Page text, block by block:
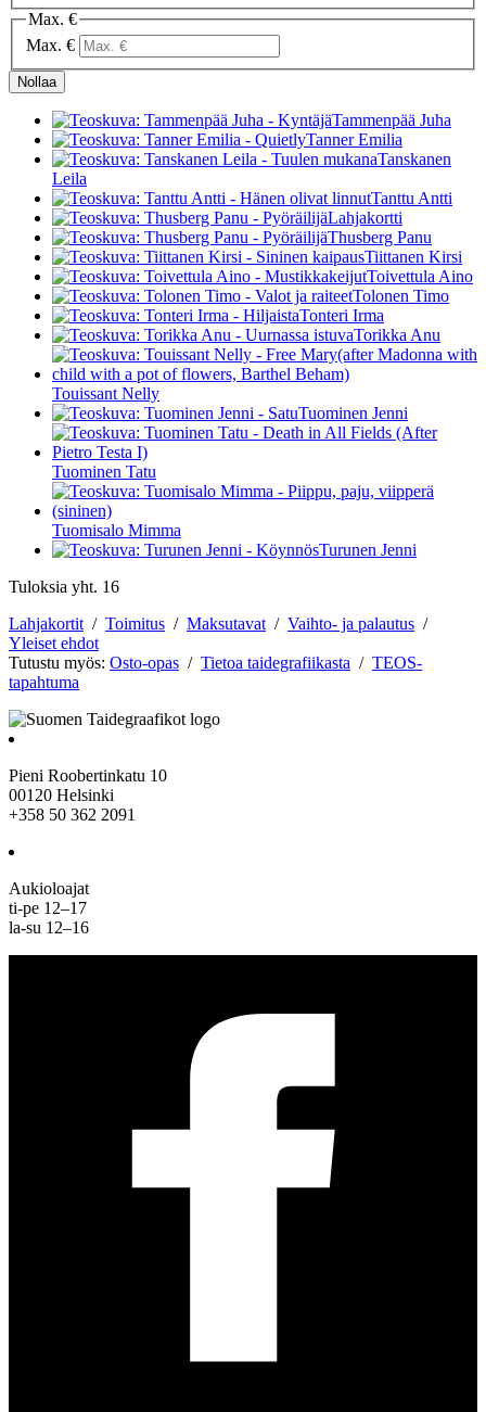
Max. €
Max. €
Nollaa
Tammenpää Juha
Tanner Emilia
Tanskanen
Leila
Tanttu Antti
Lahjakortti
Thusberg Panu
Tiittanen Kirsi
Toivettula Aino
Tolonen Timo
Tonteri Irma
Torikka Anu
Touissant Nelly
Tuominen Jenni
Tuominen Tatu
Tuomisalo Mimma
Turunen Jenni
Tuloksia yht. 16
Lahjakortit / Toimitus / Maksutavat / Vaihto- ja palautus /
Yleiset ehdot
Tutustu myös: Osto-opas / Tietoa taidegrafiikasta / TEOS-
tapahtuma
Pieni Roobertinkatu 10
00120 Helsinki
+358 50 362 2091
Aukioloajat
ti-pe 12–17
la-su 12–16